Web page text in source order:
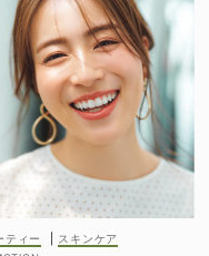
ティー スキンケア